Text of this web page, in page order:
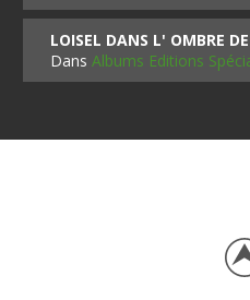
LOISEL DANS L' OMBRE
DansAlbums Editions